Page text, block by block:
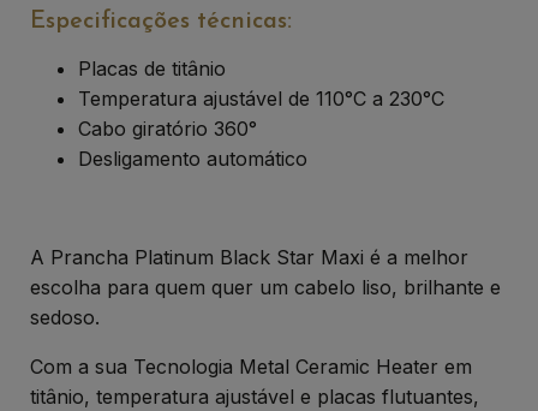
Especificações técnicas:
Placas de titânio
Temperatura ajustável de 110°C a 230°C
Cabo giratório 360°
Desligamento automático
A Prancha Platinum Black Star Maxi é a melhor
escolha para quem quer um cabelo liso, brilhante e
sedoso.
Com a sua Tecnologia Metal Ceramic Heater em
titânio, temperatura ajustável e placas flutuantes,